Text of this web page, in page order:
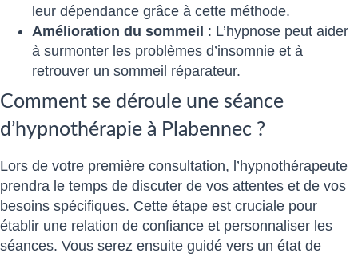
leur dépendance grâce à cette méthode.
Amélioration du sommeil : L’hypnose peut aider
à surmonter les problèmes d’insomnie et à
retrouver un sommeil réparateur.
Comment se déroule une séance
d’hypnothérapie à Plabennec ?
Lors de votre première consultation, l’hypnothérapeute
prendra le temps de discuter de vos attentes et de vos
besoins spécifiques. Cette étape est cruciale pour
établir une relation de confiance et personnaliser les
séances. Vous serez ensuite guidé vers un état de